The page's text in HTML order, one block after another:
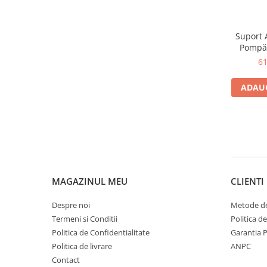
Suport
MAGAZINUL MEU
Despre noi
Termeni si Conditii
Politica de Confidentialitate
Politica de livrare
Contact
CLIENTI
Metode
Politica
Garantia
ANPC